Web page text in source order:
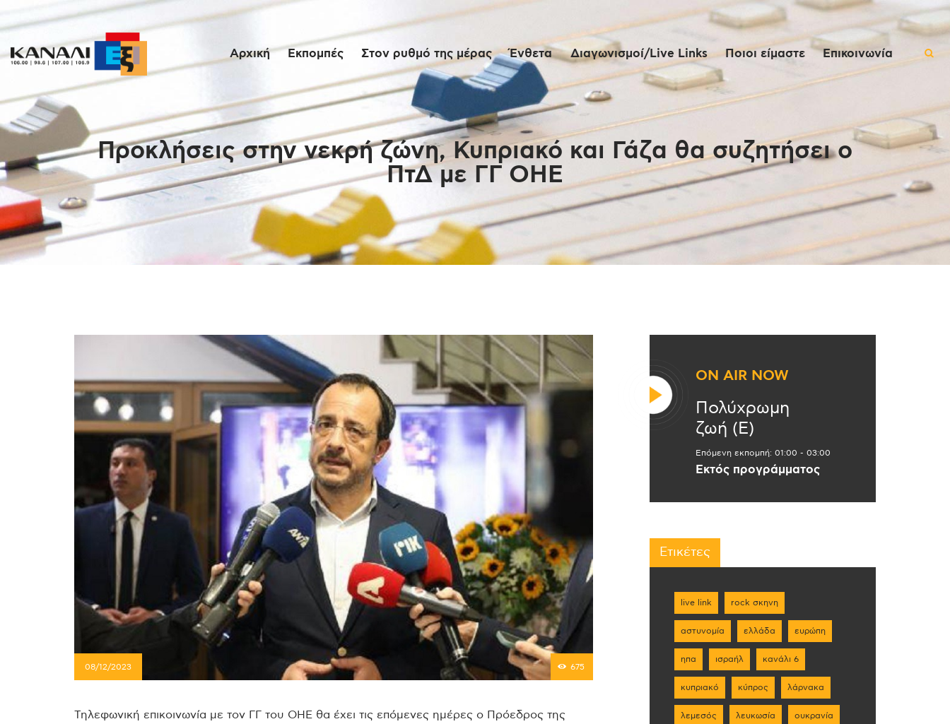
Αρχική Εκπομπές Στον ρυθμό της μέρας Ένθετα Διαγωνισμοί/Live Links Ποιοι είμαστε Επικοινωνία
Προκλήσεις στην νεκρή ζώνη, Κυπριακό και Γάζα θα συζητήσει ο
ΠτΔ με ΓΓ ΟΗΕ
Αρχική
Εκπομπές
Στον ρυθμό της
μέρας
Ένθετα
Διαγωνισμοί/Live
Links
Επικοινωνία
08/12/2023 675
Τηλεφωνική επικοινωνία με τον ΓΓ του ΟΗΕ θα έχει τις επόμενες ημέρες ο Πρόεδρος της
ON AIR NOW
Πολύχρωμη
ζωή (Ε)
Επόμενη εκπομπή: 01:00 - 03:00
Εκτός προγράμματος
Ετικέτες
live link rock σκηνη
αστυνομία ελλάδα ευρώπη
ηπα ισραήλ κανάλι 6
κυπριακό κύπρος λάρνακα
λεμεσός λευκωσία ουκρανία